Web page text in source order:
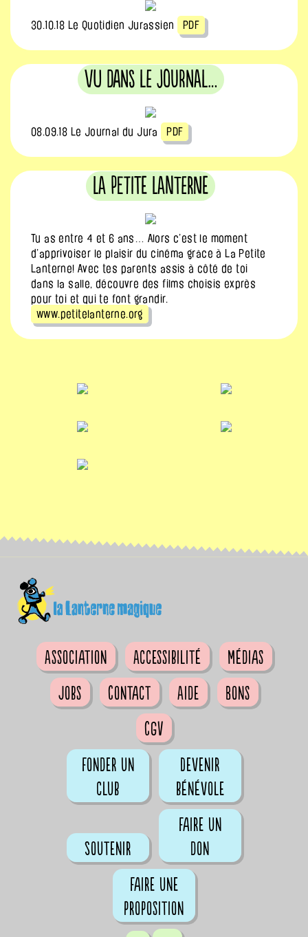
30.10.18 Le Quotidien Jurassien PDF
Vu dans le journal…
08.09.18 Le Journal du Jura PDF
La Petite Lanterne
Tu as entre 4 et 6 ans… Alors c’est le moment
d’apprivoiser le plaisir du cinéma grâce à La Petite
Lanterne! Avec tes parents assis à côté de toi
dans la salle, découvre des films choisis exprès
pour toi et qui te font grandir.
www.petitelanterne.org
Association Accessibilité
Médias
Jobs
Contact Aide
Bons
CGV
Fonder un
club
Devenir
bénévole
Soutenir
Faire un
don
Faire une
proposition